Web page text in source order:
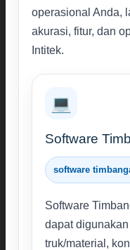
operasional Anda,
akurasi, fitur, dan
Intitek.
💻
Software
software
Software
dapat
truk/material,